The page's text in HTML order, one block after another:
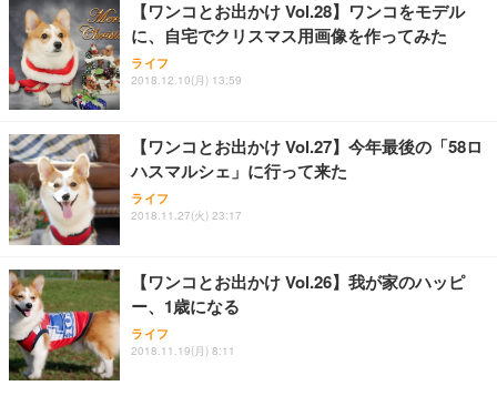
【ワンコとお出かけ Vol.28】ワンコをモデル
に、自宅でクリスマス用画像を作ってみた
ライフ
2018.12.10(月) 13:59
【ワンコとお出かけ Vol.27】今年最後の「58ロ
ハスマルシェ」に行って来た
ライフ
2018.11.27(火) 23:17
【ワンコとお出かけ Vol.26】我が家のハッピ
ー、1歳になる
ライフ
2018.11.19(月) 8:11